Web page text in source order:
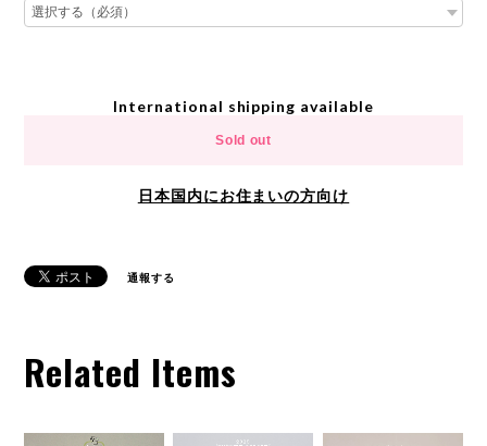
International shipping available
Sold out
日本国内にお住まいの方向け
通報する
Related Items